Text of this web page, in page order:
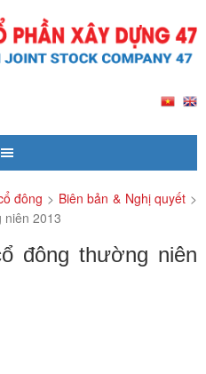
đông > Biên bản & Nghị quyết >
niên 2013
đông thường niên